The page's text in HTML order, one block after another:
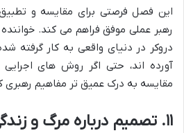
این فصل فرصتی برای مقایسه و
رهبر عملی موفق فراهم می کند.
دروکر در دنیای واقعی به کار گرفته
آورده اند، حتی اگر روش های
مقایسه به درک عمیق تر مفاهیم
۱۱. تصمیم درباره مرگ و زندگی